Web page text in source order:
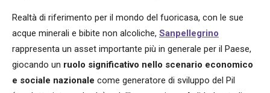
Realtà di riferimento per il mondo del fuoricasa, con le sue
acque minerali e bibite non alcoliche, Sanpellegrino
rappresenta un asset importante più in generale per il Paese,
giocando un ruolo significativo nello scenario economico
e sociale nazionale come generatore di sviluppo del Pil